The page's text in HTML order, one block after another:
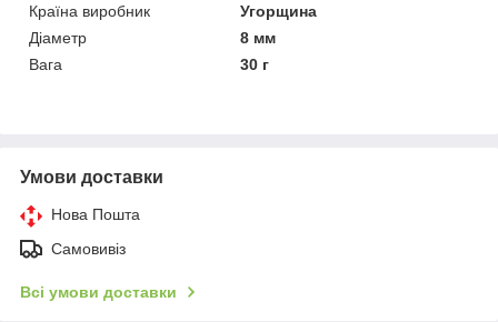
Країна виробник
Угорщина
Діаметр
8 мм
Вага
30 г
Умови доставки
Нова Пошта
Самовивіз
Всі умови доставки